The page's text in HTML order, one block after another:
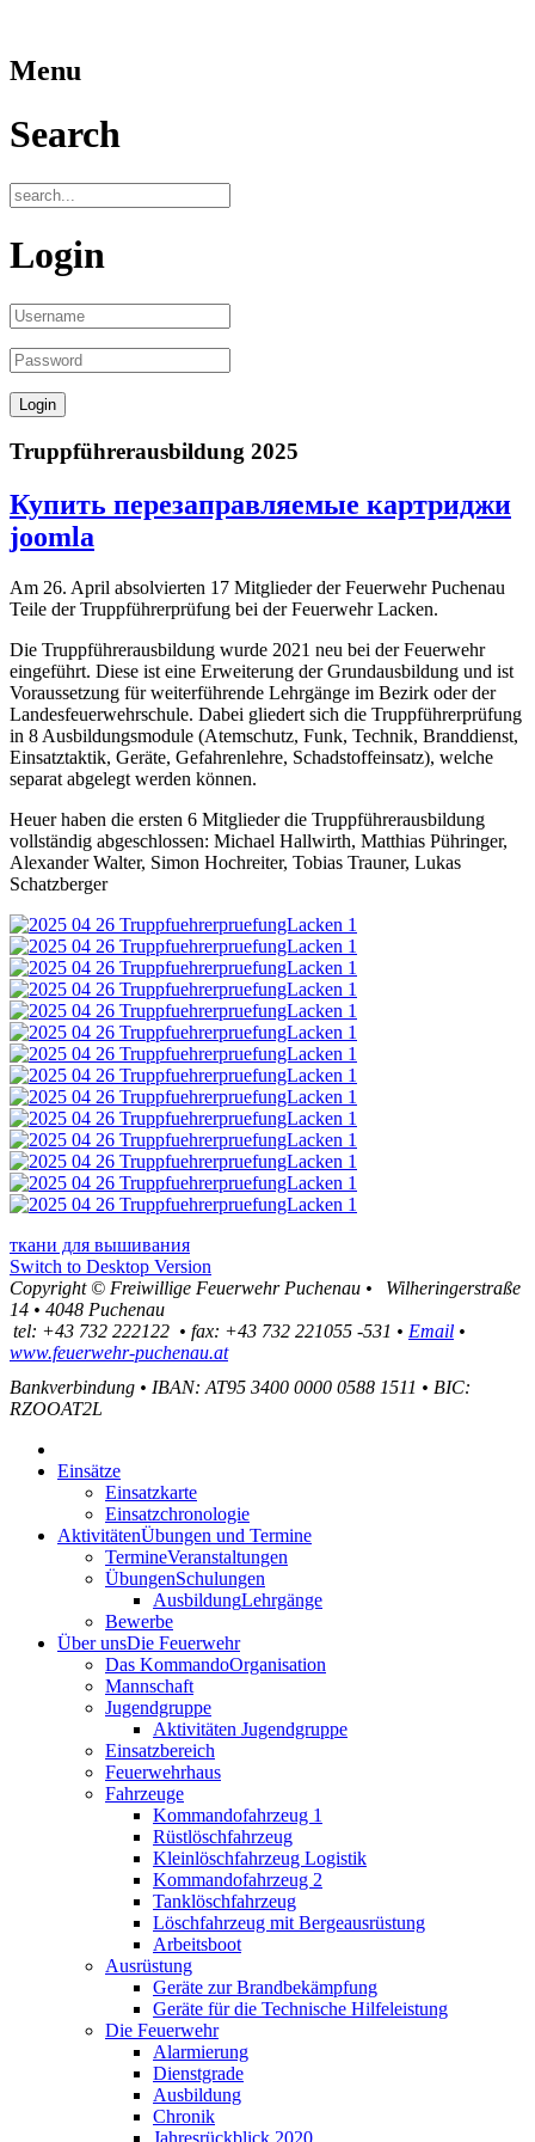
Menu
Search
Login
Truppführerausbildung 2025
Купить перезаправляемые картриджи
joomla
Am 26. April absolvierten 17 Mitglieder der Feuerwehr Puchenau
Teile der Truppführerprüfung bei der Feuerwehr Lacken.
Die Truppführerausbildung wurde 2021 neu bei der Feuerwehr
eingeführt. Diese ist eine Erweiterung der Grundausbildung und ist
Voraussetzung für weiterführende Lehrgänge im Bezirk oder der
Landesfeuerwehrschule. Dabei gliedert sich die Truppführerprüfung
in 8 Ausbildungsmodule (Atemschutz, Funk, Technik, Branddienst,
Einsatztaktik, Geräte, Gefahrenlehre, Schadstoffeinsatz), welche
separat abgelegt werden können.
Heuer haben die ersten 6 Mitglieder die Truppführerausbildung
vollständig abgeschlossen: Michael Hallwirth, Matthias Pühringer,
Alexander Walter, Simon Hochreiter, Tobias Trauner, Lukas
Schatzberger
ткани для вышивания
Switch to Desktop Version
Copyright © Freiwillige Feuerwehr Puchenau •
Wilheringerstraße
14 • 4048 Puchenau
tel: +43 732 222122 • fax: +43 732 221055 -531 • Email •
www.feuerwehr-puchenau.at
Bankverbindung • IBAN: AT95 3400 0000 0588 1511 • BIC:
RZOOAT2L
Einsätze
Einsatzkarte
Einsatzchronologie
AktivitätenÜbungen und Termine
TermineVeranstaltungen
ÜbungenSchulungen
AusbildungLehrgänge
Bewerbe
Über unsDie Feuerwehr
Das KommandoOrganisation
Mannschaft
Jugendgruppe
Aktivitäten Jugendgruppe
Einsatzbereich
Feuerwehrhaus
Fahrzeuge
Kommandofahrzeug 1
Rüstlöschfahrzeug
Kleinlöschfahrzeug Logistik
Kommandofahrzeug 2
Tanklöschfahrzeug
Löschfahrzeug mit Bergeausrüstung
Arbeitsboot
Ausrüstung
Geräte zur Brandbekämpfung
Geräte für die Technische Hilfeleistung
Die Feuerwehr
Alarmierung
Dienstgrade
Ausbildung
Chronik